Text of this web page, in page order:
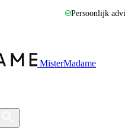
Persoonlijk
MisterMadame